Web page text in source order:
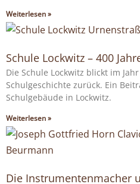
Weiterlesen »
Schule Lockwitz – 400
Die Schule Lockwitz blickt im
Schulgeschichte zurück. Ein
Schulgebäude in Lockwitz.
Weiterlesen »
Die Instrumentenmacher